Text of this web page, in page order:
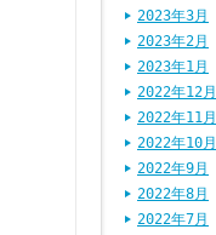
2023年3月
2023年2月
2023年1月
2022年12月
2022年11月
2022年10月
2022年9月
2022年8月
2022年7月